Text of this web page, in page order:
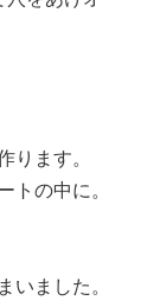
ります。
トの中に。
いました。